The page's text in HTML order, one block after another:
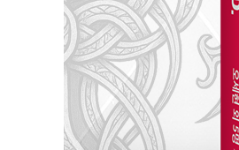
05장. Education with AI :
_생성형 AI 활용 맞춤식 개별
___생성형 AI가 교육 패러다
___맞춤형 개별 학습으로 진
___생성형 AI 활용의 윤리적